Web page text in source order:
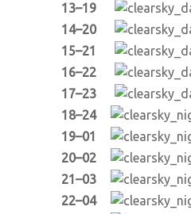
13–19
14–20
15–21
16–22
17–23
18–24
19–01
20–02
21–03
22–04